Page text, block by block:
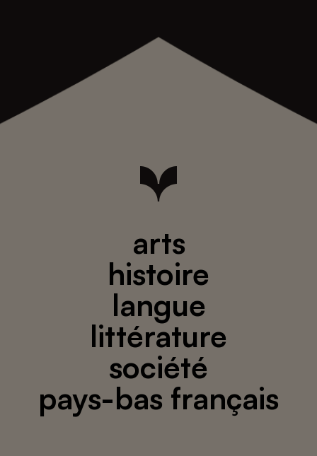
arts
histoire
langue
littérature
société
pays-bas français